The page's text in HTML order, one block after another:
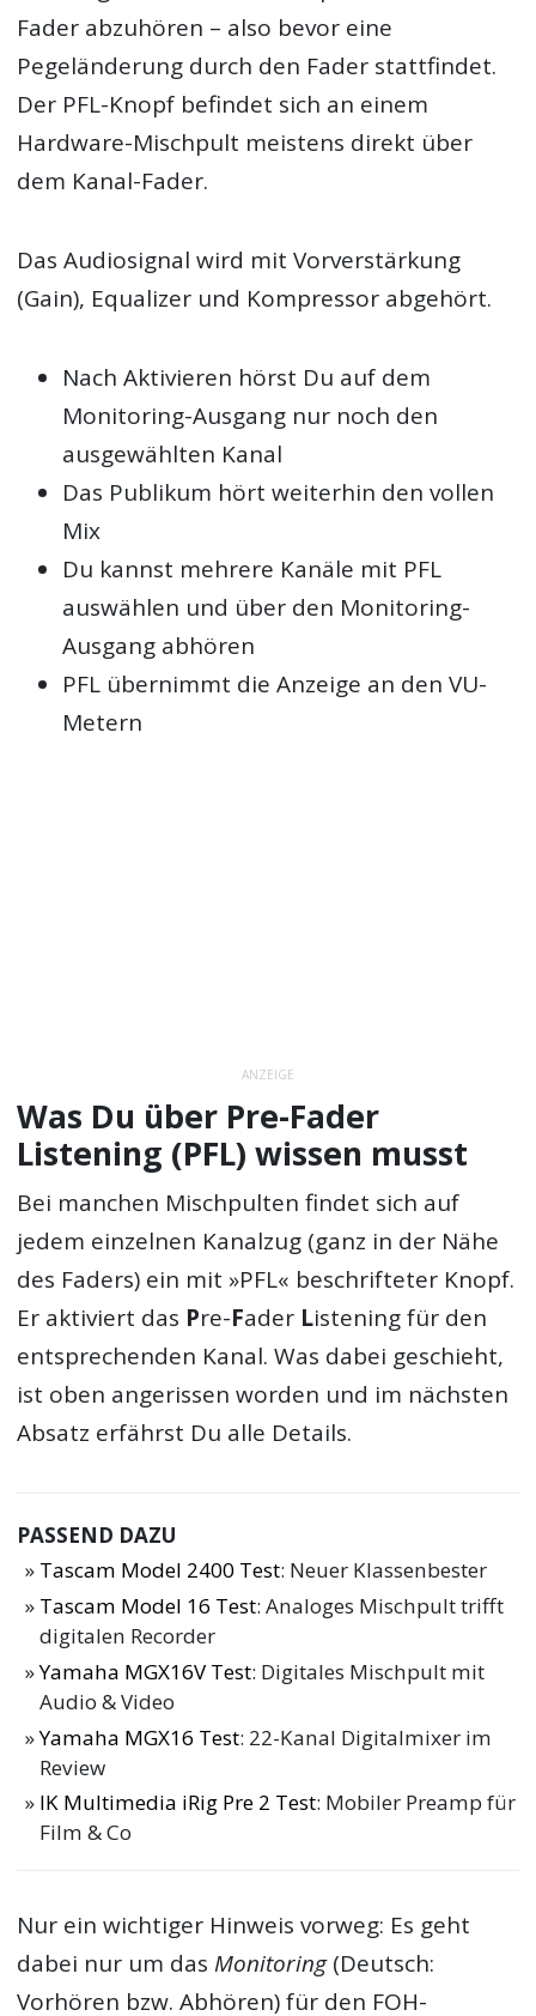
Fader abzuhören – also bevor eine
Pegeländerung durch den Fader stattfindet.
Der PFL-Knopf befindet sich an einem
Hardware-Mischpult meistens direkt über
dem Kanal-Fader.
Das Audiosignal wird mit Vorverstärkung
(Gain), Equalizer und Kompressor abgehört.
Nach Aktivieren hörst Du auf dem
Monitoring-Ausgang nur noch den
ausgewählten Kanal
Das Publikum hört weiterhin den vollen
Mix
Du kannst mehrere Kanäle mit PFL
auswählen und über den Monitoring-
Ausgang abhören
PFL übernimmt die Anzeige an den VU-
Metern
ANZEIGE
Was Du über Pre-Fader
Listening (PFL) wissen musst
Bei manchen Mischpulten findet sich auf
jedem einzelnen Kanalzug (ganz in der Nähe
des Faders) ein mit »PFL« beschrifteter Knopf.
Er aktiviert das Pre-Fader Listening für den
entsprechenden Kanal. Was dabei geschieht,
ist oben angerissen worden und im nächsten
Absatz erfährst Du alle Details.
PASSEND DAZU
Tascam Model 2400 Test: Neuer Klassenbester
Tascam Model 16 Test: Analoges Mischpult trifft
digitalen Recorder
Yamaha MGX16V Test: Digitales Mischpult mit
Audio & Video
Yamaha MGX16 Test: 22-Kanal Digitalmixer im
Review
IK Multimedia iRig Pre 2 Test: Mobiler Preamp für
Film & Co
Nur ein wichtiger Hinweis vorweg: Es geht
dabei nur um dasMonitoring(Deutsch:
Vorhören bzw. Abhören) für den FOH-